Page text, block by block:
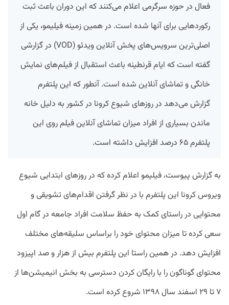
فعال در حوزه سرگرمی اعلام می‌کنند که این دوران باعث ثبت
رکوردهایی برای آنها شده است. در همین زمینه فیلیمو، یکی از
اصلی‌ترین سرویس‌های پخش آنلاین ویدئو (VOD) در گزارشی
گفته است که ایام قرنطینه باعث استقبال از فیلم‌های نمایش
خانگی و تماشای آنلاین شده است. آنطور که این پلتفرم
گزارش می‌دهد در روزهای شیوع کرونا در کشور به دلیل خانه
ماندن بسیاری از افراد میزان تماشای آنلاین فیلم روی این
پلتفرم ۶۵ درصد افزایش داشته است.
به گزارش پیوست،‌ فیلیمو اعلام کرده که در روزهای ابتدایی شیوع
ویروس کرونا این پلتفرم با در نظر گرفتن اقدام‌های تشویقی و
محتوایی در راستای کمک به حفظ سلامت افراد جامعه در گام اول
سعی کرده تا میزان محتوای خود را براساس سلیقه‌های مختلف
افزایش دهد. در همین راستا این پلتفرم بیش از هزار و صد اپیزود
محتوای گوناگون را با رایگان کردن دسترسی به بخش انیمیشن‌ها از
۷ تا ۲۹ اسفند سال ۱۳۹۸ شروع کرده است.